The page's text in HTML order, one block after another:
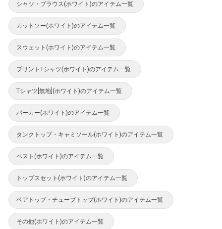
シャツ・ブラウス(ホワイト)のアイテム一覧
カットソー(ホワイト)のアイテム一覧
スウェット(ホワイト)のアイテム一覧
プリントTシャツ(ホワイト)のアイテム一覧
Tシャツ[無地](ホワイト)のアイテム一覧
パーカー(ホワイト)のアイテム一覧
タンクトップ・キャミソール(ホワイト)のアイテム一覧
ベスト(ホワイト)のアイテム一覧
トップスセット(ホワイト)のアイテム一覧
ベアトップ・チューブトップ(ホワイト)のアイテム一覧
その他(ホワイト)のアイテム一覧